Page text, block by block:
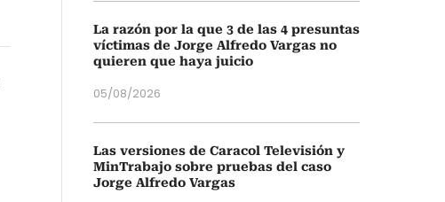
La razón por la que 3 de las 4 presuntas
víctimas de Jorge Alfredo Vargas no
quieren que haya juicio
05/08/2026
Las versiones de Caracol Televisión y
MinTrabajo sobre pruebas del caso
Jorge Alfredo Vargas